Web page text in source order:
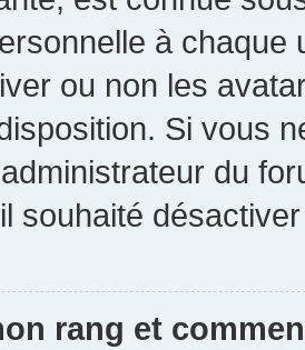
à chaque
ou non les
Si vous
du
souhaité
rang et